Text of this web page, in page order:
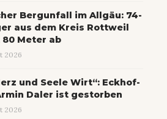
Bergunfall im Allgäu: 74-
aus dem Kreis Rottweil
Meter ab
2026
und Seele Wirt“: Eckhof-
Daler ist gestorben
2026